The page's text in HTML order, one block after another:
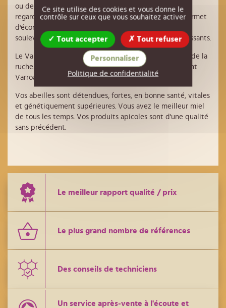
ou de barbes d'abeilles et de bris de peigne. Vous ne
regardez la ruche que 4 à 5 fois par an, ce qui vous permet
d'économiser du temps et de l'argent. Plus besoin de
soulever et de traîner dans les magasins à tiroirs coulissants.
Le Varroa combat le Varroa dans l'atmosphère hostile de la
ruche. Vous n'avez pas besoin d'effectuer de traitement
Varroa dans votre ruche OPTIMAL Klima-Functional.
Vos abeilles sont détendues, fortes, en bonne santé, vitales
et génétiquement supérieures. Vous avez le meilleur miel
de tous les temps. Vos produits apicoles sont d'une qualité
sans précédent.
Le meilleur rapport qualité / prix
Le plus grand nombre de références
Des conseils de techniciens
Un service après-vente à l'écoute et
Ce site utilise des cookies et vous donne le
contrôle sur ceux que vous souhaitez activer
Tout accepter Tout refuser
Personnaliser
Politique de confidentialité